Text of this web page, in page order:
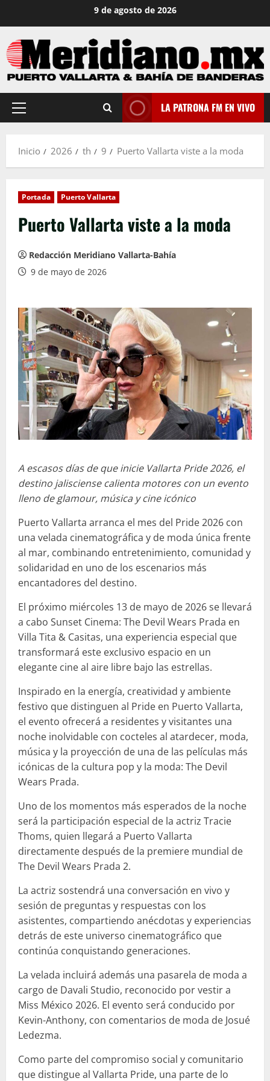
contenido
9 de agosto de 2026
Menú
LA PATRONA FM EN VIVO
Inicio 2026 th 9 Puerto Vallarta viste a la moda
Portada Puerto Vallarta
Puerto Vallarta viste a la moda
Redacción Meridiano Vallarta-Bahía
9 de mayo de 2026
A escasos días de que inicie Vallarta Pride 2026, el
destino jalisciense calienta motores con un evento
lleno de glamour, música y cine icónico
Puerto Vallarta arranca el mes del Pride 2026 con
una velada cinematográfica y de moda única frente
al mar, combinando entretenimiento, comunidad y
solidaridad en uno de los escenarios más
encantadores del destino.
El próximo miércoles 13 de mayo de 2026 se llevará
a cabo Sunset Cinema: The Devil Wears Prada en
Villa Tita & Casitas, una experiencia especial que
transformará este exclusivo espacio en un
elegante cine al aire libre bajo las estrellas.
Inspirado en la energía, creatividad y ambiente
festivo que distinguen al Pride en Puerto Vallarta,
el evento ofrecerá a residentes y visitantes una
noche inolvidable con cocteles al atardecer, moda,
música y la proyección de una de las películas más
icónicas de la cultura pop y la moda: The Devil
Wears Prada.
Uno de los momentos más esperados de la noche
será la participación especial de la actriz Tracie
Thoms, quien llegará a Puerto Vallarta
directamente después de la premiere mundial de
The Devil Wears Prada 2.
La actriz sostendrá una conversación en vivo y
sesión de preguntas y respuestas con los
asistentes, compartiendo anécdotas y experiencias
detrás de este universo cinematográfico que
continúa conquistando generaciones.
La velada incluirá además una pasarela de moda a
cargo de Davali Studio, reconocido por vestir a
Miss México 2026. El evento será conducido por
Kevin-Anthony, con comentarios de moda de Josué
Ledezma.
Como parte del compromiso social y comunitario
que distingue al Vallarta Pride, una parte de lo